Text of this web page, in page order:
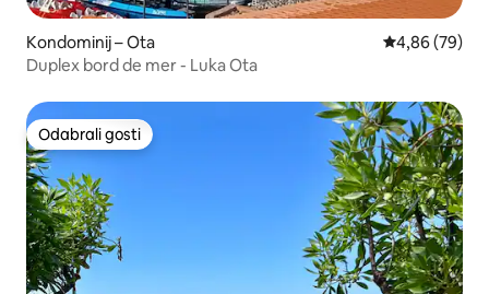
Kondominij – Ota Prosječna
4,86 (79)
Duplex bord de mer - Luka Ota
Odabrali gosti
Odabrali gosti